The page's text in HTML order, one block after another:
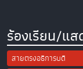
ร้องเรียน/แ
สายตรงอธิการบดี